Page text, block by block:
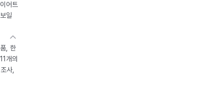
어트
일
, 한
개의
사,